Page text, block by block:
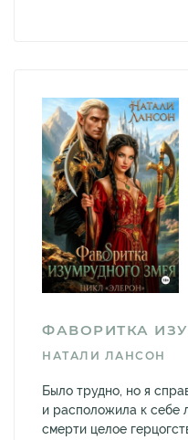
ФАВОРИТКА
НАТАЛИ ЛАНСОН
Было трудно, но я
и расположила к себе
смерти целое